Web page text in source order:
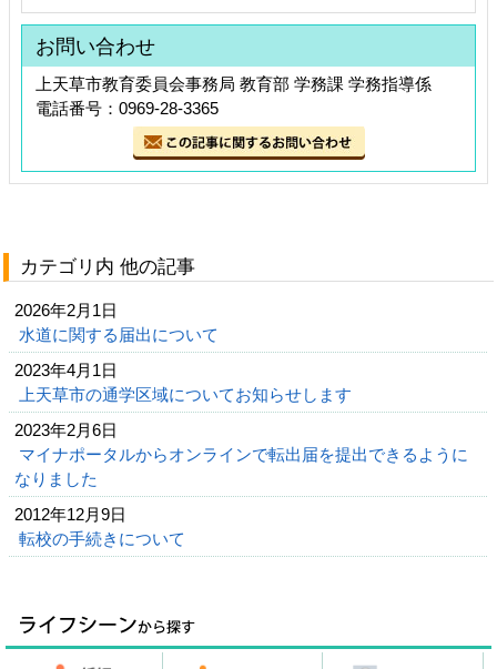
お問い合わせ
上天草市教育委員会事務局 教育部 学務課 学務指導係
電話番号：0969-28-3365
カテゴリ内 他の記事
2026年2月1日
水道に関する届出について
2023年4月1日
上天草市の通学区域についてお知らせします
2023年2月6日
マイナポータルからオンラインで転出届を提出できるように
なりました
2012年12月9日
転校の手続きについて